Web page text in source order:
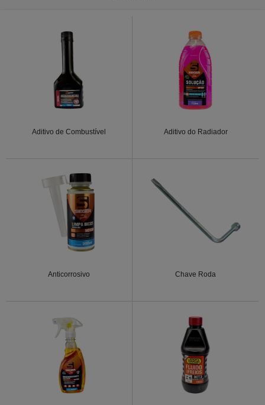
Aditivo de Combustível Aditivo do Radiador
Anticorrosivo Chave Roda